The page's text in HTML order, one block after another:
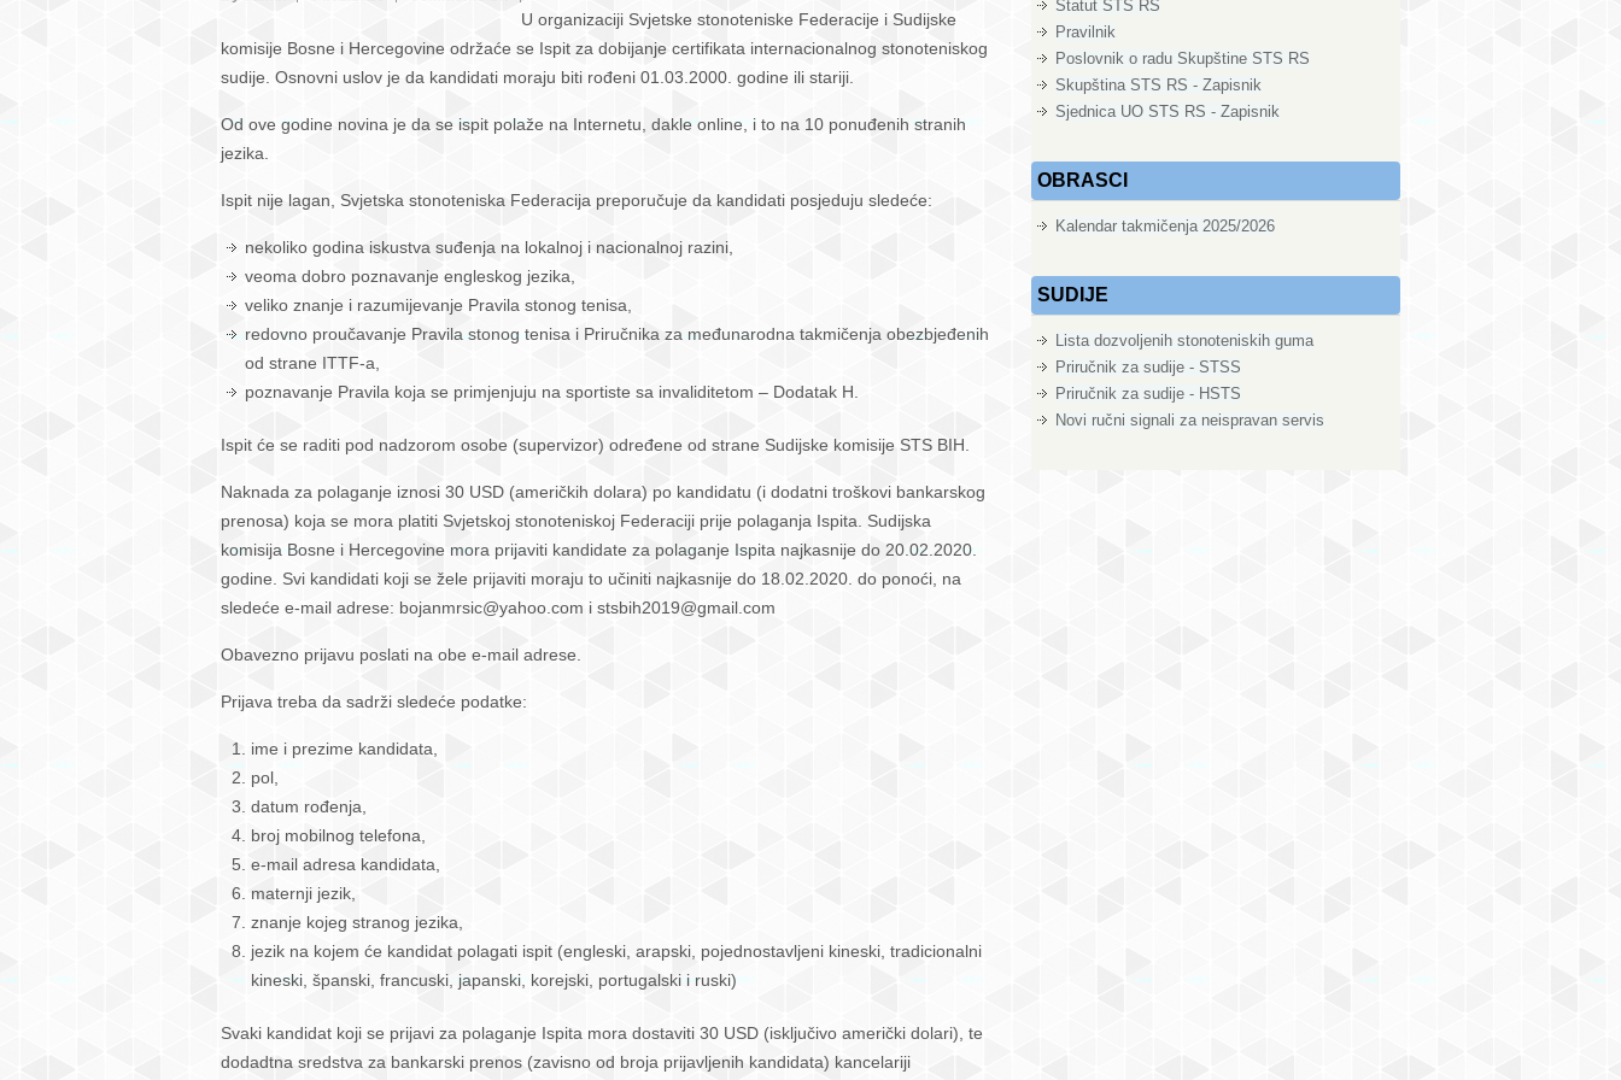
Ispit
za
dobijanje
U organizaciji Svjetske stonoteniske Federacije i Sudijske
komisije Bosne i Hercegovine održaće se Ispit za dobijanje certifikata internacionalnog stonoteniskog
sudije. Osnovni uslov je da kandidati moraju biti rođeni 01.03.2000. godine ili stariji.
Od ove godine novina je da se ispit polaže na Internetu, dakle online, i to na 10 ponuđenih stranih
jezika.
Ispit nije lagan, Svjetska stonoteniska Federacija preporučuje da kandidati posjeduju sledeće:
nekoliko godina iskustva suđenja na lokalnoj i nacionalnoj razini,
veoma dobro poznavanje engleskog jezika,
veliko znanje i razumijevanje Pravila stonog tenisa,
redovno proučavanje Pravila stonog tenisa i Priručnika za međunarodna takmičenja obezbjeđenih
od strane ITTF-a,
poznavanje Pravila koja se primjenjuju na sportiste sa invaliditetom – Dodatak H.
Ispit će se raditi pod nadzorom osobe (supervizor) određene od strane Sudijske komisije STS BIH.
Naknada za polaganje iznosi 30 USD (američkih dolara) po kandidatu (i dodatni troškovi bankarskog
prenosa) koja se mora platiti Svjetskoj stonoteniskoj Federaciji prije polaganja Ispita. Sudijska
komisija Bosne i Hercegovine mora prijaviti kandidate za polaganje Ispita najkasnije do 20.02.2020.
godine. Svi kandidati koji se žele prijaviti moraju to učiniti najkasnije do 18.02.2020. do ponoći, na
sledeće e-mail adrese: bojanmrsic@yahoo.com i stsbih2019@gmail.com
Obavezno prijavu poslati na obe e-mail adrese.
Prijava treba da sadrži sledeće podatke:
ime i prezime kandidata,
pol,
datum rođenja,
broj mobilnog telefona,
e-mail adresa kandidata,
maternji jezik,
znanje kojeg stranog jezika,
jezik na kojem će kandidat polagati ispit (engleski, arapski, pojednostavljeni kineski, tradicionalni
kineski, španski, francuski, japanski, korejski, portugalski i ruski)
Svaki kandidat koji se prijavi za polaganje Ispita mora dostaviti 30 USD (isključivo američki dolari), te
dodadtna sredstva za bankarski prenos (zavisno od broja prijavljenih kandidata) kancelariji
Statut STS RS
Pravilnik
Poslovnik o radu Skupštine STS RS
Skupština STS RS - Zapisnik
Sjednica UO STS RS - Zapisnik
OBRASCI
Kalendar takmičenja 2025/2026
SUDIJE
Lista dozvoljenih stonoteniskih guma
Priručnik za sudije - STSS
Priručnik za sudije - HSTS
Novi ručni signali za neispravan servis